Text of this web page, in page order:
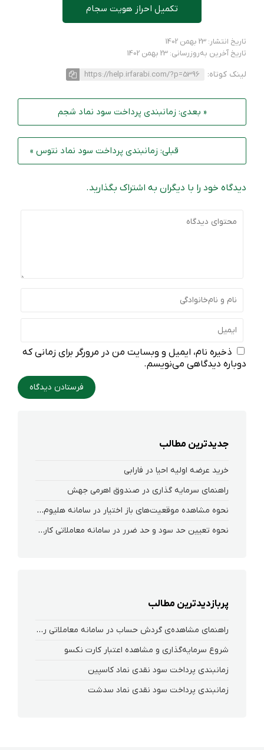
تکمیل احراز هویت سجام
تاریخ انتشار: 23 بهمن 1402
تاریخ آخرین به‌روزرسانی: 23 بهمن 1402
لینک کوتاه: https://help.irfarabi.com/?p=5396
« بعدی: زمانبندی پرداخت سود نماد شجم
قبلی: زمانبندی پرداخت سود نماد نتوس »
دیدگاه خود را با دیگران به اشتراک بگذارید.
ذخیره نام، ایمیل و وبسایت من در مرورگر برای زمانی که
دوباره دیدگاهی می‌نویسم.
جدیدترین مطالب
خرید عرضه اولیه احیا در فارابی
راهنمای سرمایه گذاری در صندوق اهرمی جهش
نحوه‌ مشاهده‌ موقعیت‌های باز اختیار در سامانه هلیوم و نکست
نحوه تعیین حد سود و حد ضرر در سامانه معاملاتی کارگزاری فارابی
پربازدیدترین مطالب
راهنمای مشاهده‌ی گردش حساب در سامانه معاملاتی ریواس
شروع سرمایه‌گذاری و مشاهده اعتبار کارت نکسو
زمانبندی پرداخت سود نقدی نماد کاسپین
زمانبندی پرداخت سود نقدی نماد سدشت